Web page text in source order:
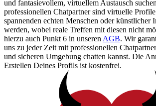
und fantasievollem, virtuellem Austausch
professionellen Chatpartner sind virtuelle
spannenden echten Menschen oder künstlicher
werden, wobei reale Treffen mit diesen nicht
hierzu auch Punkt 6 in unseren AGB. Wir
uns zu jeder Zeit mit professionellen
und sicheren Umgebung chatten kannst. Die
Erstellen Deines Profils ist kostenfrei.